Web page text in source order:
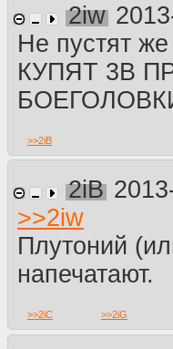
2iw
Не пустят
КУПЯТ 3В
>>2iB
2iB
>>2iw
Плутоний
напечатают.
>>2iC >>2iG